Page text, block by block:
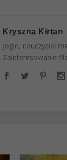
Kryszna Kirtan
jogin, nauczyciel
Zainteresowanie